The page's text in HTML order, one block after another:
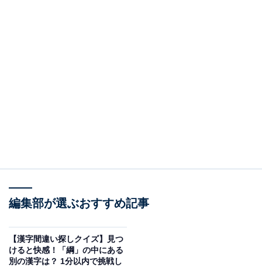
編集部が選ぶおすすめ記事
【漢字間違い探しクイズ】見つ
けると快感！「綱」の中にある
別の漢字は？ 1分以内で挑戦し